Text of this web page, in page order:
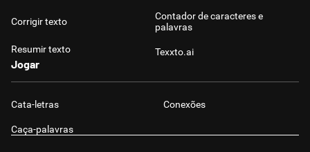
Corrigir texto
Resumir texto
Contador de caracteres e
palavras
Texxto.ai
Jogar
Cata-letras Conexões
Caça-palavras